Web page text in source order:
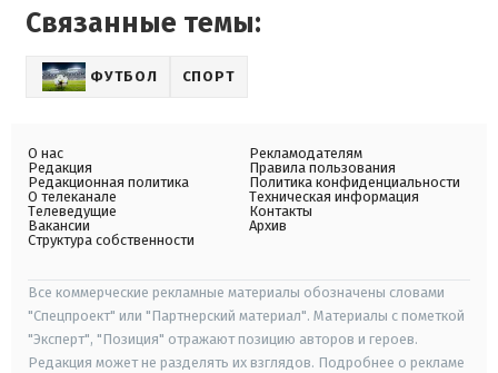
Связанные темы:
ФУТБОЛ СПОРТ
О нас
Редакция
Редакционная политика
О телеканале
Телеведущие
Вакансии
Структура собственности
Рекламодателям
Правила пользования
Политика конфиденциальности
Техническая информация
Контакты
Архив
Все коммерческие рекламные материалы обозначены словами
"Спецпроект" или "Партнерский материал". Материалы с пометкой
"Эксперт", "Позиция" отражают позицию авторов и героев.
Редакция может не разделять их взглядов. Подробнее о рекламе